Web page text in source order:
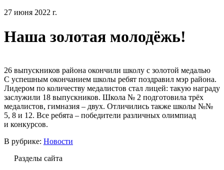
27 июня 2022 г.
Наша золотая молодёжь!
26 выпускников района окончили школу с золотой медалью
С успешным окончанием школы ребят поздравил мэр района.
Лидером по количеству медалистов стал лицей: такую награду
заслужили 18 выпускников. Школа № 2 подготовила трёх
медалистов, гимназия – двух. Отличились также школы №№
5, 8 и 12. Все ребята – победители различных олимпиад
и конкурсов.
В рубрике: Новости
Разделы сайта